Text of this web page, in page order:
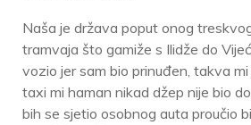
Naša je država poput onog
tramvaja što gamiže s Ilidže do
vozio jer sam bio prinuđen, takva mi
taxi mi haman nikad džep nije bio
bih se sjetio osobnog auta proučio